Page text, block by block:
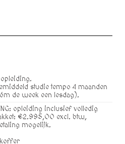
studie tempo 4 maanden
de week een lesdag).
opleiding inclusief volledig
€2.995,00 excl. btw,
mogelijk.